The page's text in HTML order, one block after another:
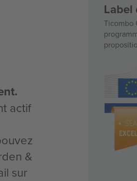
actif
&
sur
Label
Ticombo